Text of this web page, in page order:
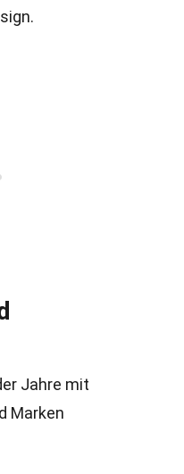
Jahre mit
Marken